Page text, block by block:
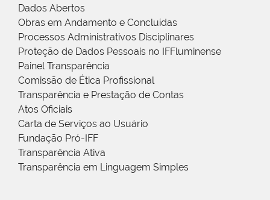
Dados Abertos
Obras em Andamento e Concluídas
Processos Administrativos Disciplinares
Proteção de Dados Pessoais no IFFluminense
Painel Transparência
Comissão de Ética Profissional
Transparência e Prestação de Contas
Atos Oficiais
Carta de Serviços ao Usuário
Fundação Pró-IFF
Transparência Ativa
Transparência em Linguagem Simples